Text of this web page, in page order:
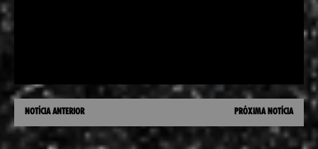
NOTÍCIA ANTERIOR PRÓXIMA NOTÍCIA